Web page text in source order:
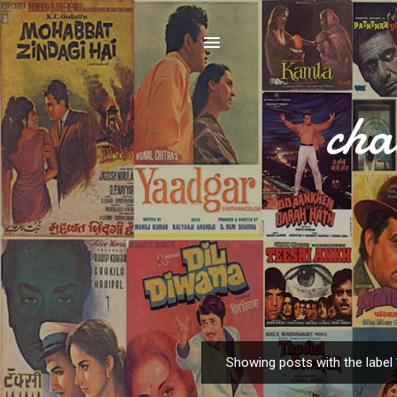
o
Showing posts with the label